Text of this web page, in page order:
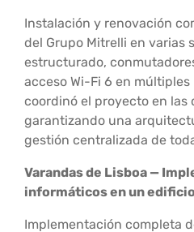
Instalación y renovación
del Grupo Mitrelli en varias
estructurado,
acceso Wi-Fi 6 en
coordinó el proyecto en las
garantizando una
gestión centralizada de
Varandas de Lisboa —
informáticos en un
Implementación completa